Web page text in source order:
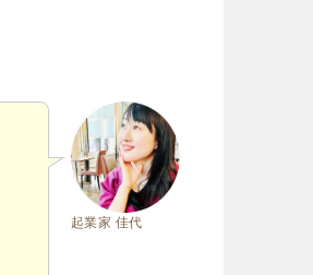
起業家 佳代